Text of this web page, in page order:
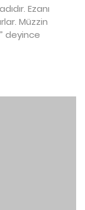
Ezanı
Müzzin
deyince